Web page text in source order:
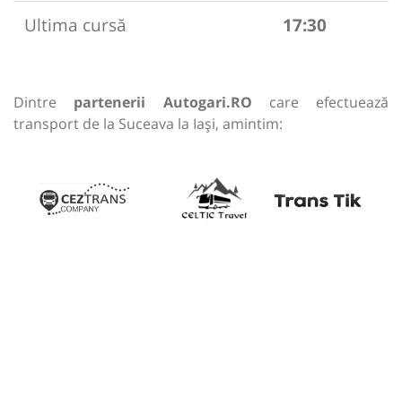
Ultima cursă
17:30
Dintre partenerii Autogari.RO care efectuează
transport de la Suceava la Iași, amintim: